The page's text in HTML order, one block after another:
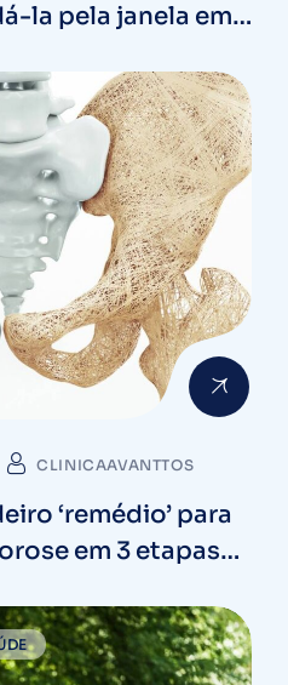
la pela janela em
CLINICAAVANTTOS
‘remédio’ para
em 3 etapas